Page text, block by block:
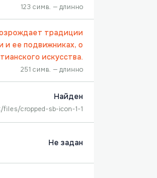
123 симв. — длинно
традиции
и ее подвижниках, о
искусства.
251 симв. — длинно
Найден
cropped-sb-icon-1-1
Не задан